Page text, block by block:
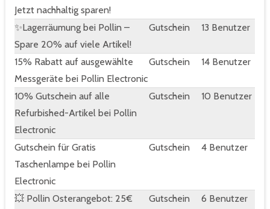
Jetzt nachhaltig sparen!
✨Lagerräumung bei Pollin –
Spare 20% auf viele Artikel!
Gutschein 13 Benutzer
15% Rabatt auf ausgewählte
Messgeräte bei Pollin Electronic
Gutschein 14 Benutzer
10% Gutschein auf alle
Refurbished-Artikel bei Pollin
Electronic
Gutschein 10 Benutzer
Gutschein für Gratis
Taschenlampe bei Pollin
Electronic
Gutschein 4 Benutzer
💥 Pollin Osterangebot: 25€
Gutschein 6 Benutzer